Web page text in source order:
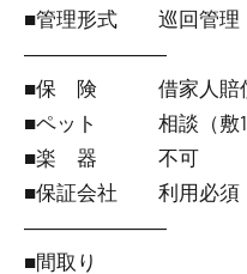
■管理形式 巡回管理
―――――――
■保 険 借家人賠償
■ペット 相談（敷1
■楽 器 不可
■保証会社 利用必須
―――――――
■間取り